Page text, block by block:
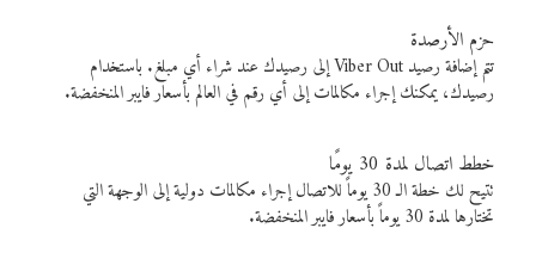
حزم الأرصدة
تتم إضافة رصيد Viber Out إلى رصيدك عند شراء أي مبلغ. باستخدام
رصيدك، يمكنك إجراء مكالمات إلى أي رقم في العالم بأسعار فايبر المنخفضة.
خطط اتصال لمدة 30 يومًا
تتيح لك خطة الـ 30 يوماً للاتصال إجراء مكالمات دولية إلى الوجهة التي
تختارها لمدة 30 يوماً بأسعار فايبر المنخفضة.